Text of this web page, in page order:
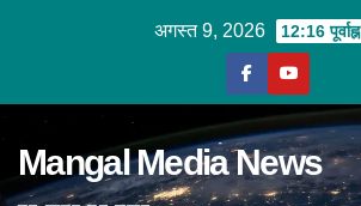
अगस्त 9, 2026 12:16 पूर्वाह्न
Mangal Media News